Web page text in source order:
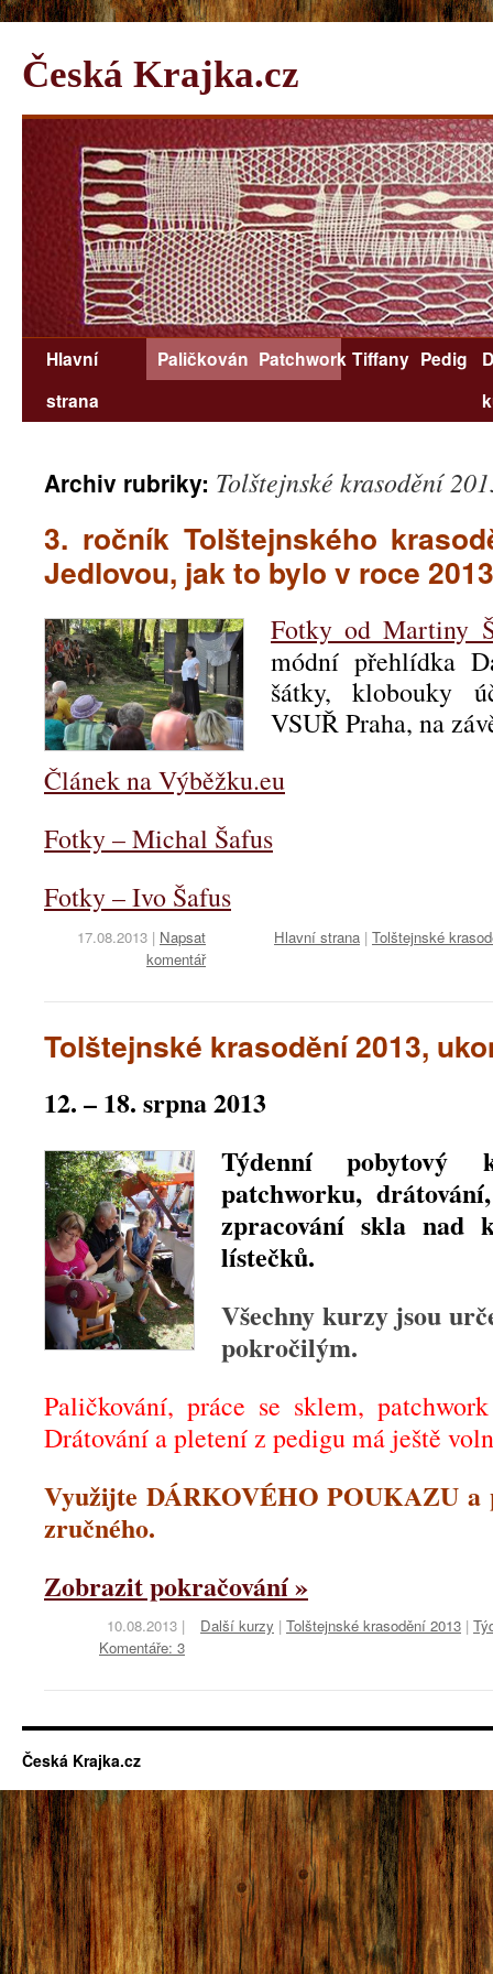
Česká Krajka.cz
Hlavní
strana
Paličkování Patchwork Tiffany Pedig
Archiv rubriky: Tolštejnské krasodění
3. ročník Tolštejnského
Jedlovou, jak to bylo v roce
Fotky od Martiny
módní přehlídka
šátky, klobouky
VSUŘ Praha, na
Článek na Výběžku.eu
Fotky – Michal Šafus
Fotky – Ivo Šafus
17.08.2013 | Napsat
komentář
Hlavní strana | Tolštejnské
Tolštejnské krasodění 2013,
12. – 18. srpna 2013
Týdenní pobytový
patchworku,
zpracování skla nad
lístečků.
Všechny kurzy jsou
pokročilým.
Paličkování, práce se sklem,
Drátování a pletení z pedigu má ještě
Využijte DÁRKOVÉHO POUKAZU a
zručného.
Zobrazit pokračování »
10.08.2013 |
Komentáře: 3
Další kurzy | Tolštejnské krasodění 2013 |
Česká Krajka.cz